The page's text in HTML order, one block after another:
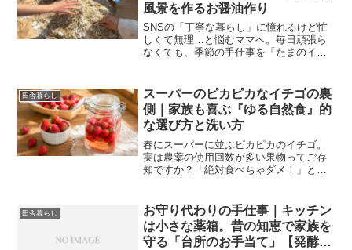
風景を作るお醤油作り
SNSの「丁寧な暮らし」に憧れるけど忙
しくて無理…と悩むママへ。毎日頑張ら
なくても、季節の手仕事を「たまのイベ
ます。1年かけて育てたお醤油の瓶詰め
と、手巻き寿司ランチの幸せなエピソー
ドをお届けします。
田舎暮らし
スーパーのピカピカなイチゴの裏
側｜家族も喜ぶ『ゆる自然食』的
な選び方と洗い方
春にスーパーに並ぶピカピカのイチゴ。
実は農薬の使用回数が多い果物ってご存
知ですか？「絶対食べちゃダメ！」と不
りがたまらない「イチゴ酵母」作りのコ
ツを、八ヶ岳の麓の田舎暮らしからおす
そ分けします。
田舎暮らし
お守り代わりの手仕事｜キッチン
は小さな薬箱。昔の知恵で家族を
守る「台所のお手当て」【発酵の